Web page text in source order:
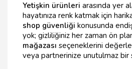
Yetişkin ürünleri arasında yer
hayatınıza renk katmak için
shop güvenliği konusunda
yok; gizliliğiniz her zaman ön
mağazası seçeneklerini
veya partnerinize unutulmaz bir